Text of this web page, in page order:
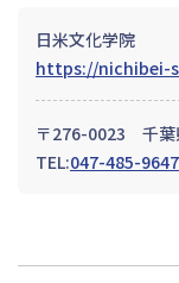
日米文化学院
https://nichibei-
〒276-0023 千葉
TEL:047-485-9647